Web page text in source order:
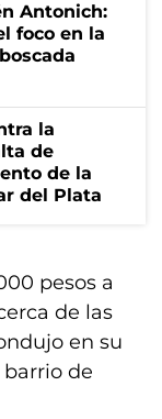
Antonich:
foco en la
la
de
de la
del Plata
pesos a
de las
en su
de